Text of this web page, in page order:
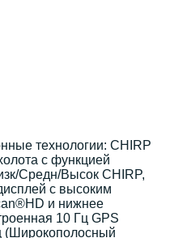
технологии: CHIRP
с функцией
Средн/Высок CHIRP,
с высоким
и нижнее
10 Гц GPS
(Широкополосный